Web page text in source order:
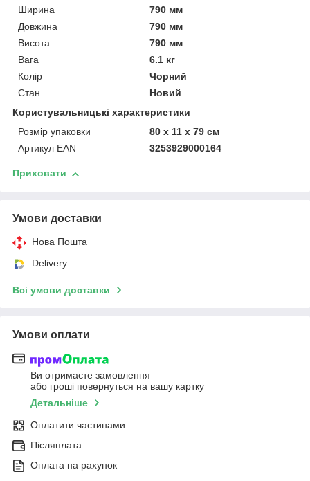
Ширина
790 мм
Довжина
790 мм
Висота
790 мм
Вага
6.1 кг
Колір
Чорний
Стан
Новий
Користувальницькі характеристики
Розмір упаковки
80 x 11 x 79 см
Артикул EAN
3253929000164
Приховати
Умови доставки
Нова Пошта
Delivery
Всі умови доставки
Умови оплати
Ви отримаєте замовлення
або гроші повернуться на вашу картку
Детальніше
Оплатити частинами
Післяплата
Оплата на рахунок